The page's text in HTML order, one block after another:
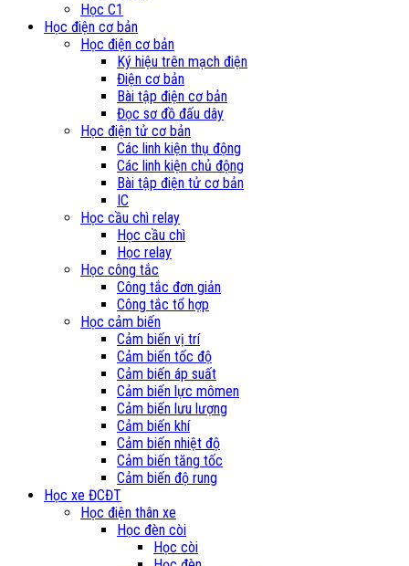
Học C1
Học điện cơ bản
Học điện cơ bản
Ký hiệu trên mạch điện
Điện cơ bản
Bài tập điện cơ bản
Đọc sơ đồ đấu dây
Học điện tử cơ bản
Các linh kiện thụ động
Các linh kiện chủ động
Bài tập điện tử cơ bản
IC
Học cầu chì relay
Học cầu chì
Học relay
Học công tắc
Công tắc đơn giản
Công tắc tổ hợp
Học cảm biến
Cảm biến vị trí
Cảm biến tốc độ
Cảm biến áp suất
Cảm biến lực mômen
Cảm biến lưu lượng
Cảm biến khí
Cảm biến nhiệt độ
Cảm biến tăng tốc
Cảm biến độ rung
Học xe ĐCĐT
Học điện thân xe
Học đèn còi
Học còi